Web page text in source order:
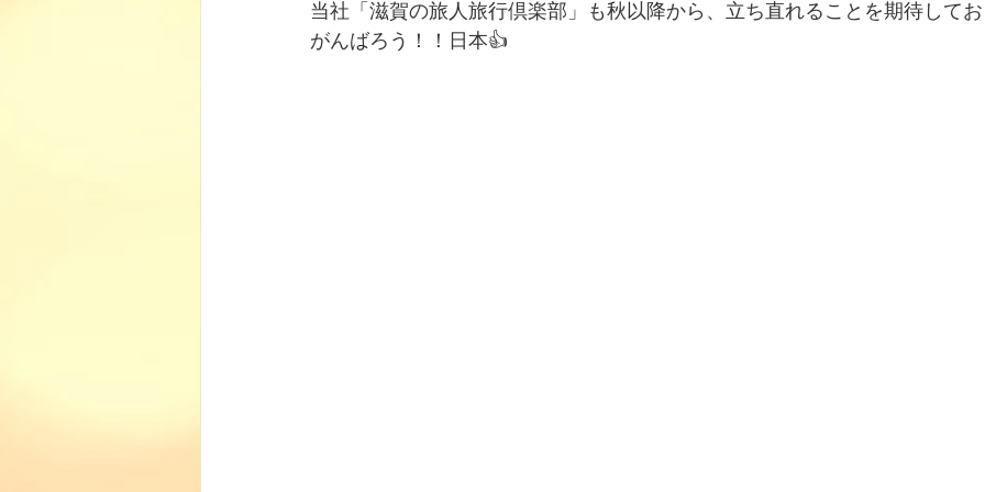
当社「滋賀の旅人旅行倶楽部」も秋以降から、立ち直れることを期待して
がんばろう！！日本👍